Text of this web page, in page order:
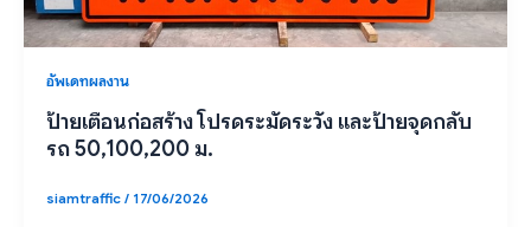
อัพเดทผลงาน
ป้ายเตือนก่อสร้าง โปรดระมัดระวัง และป้ายจุดกลับ
รถ 50,100,200 ม.
siamtraffic/ 17/06/2026